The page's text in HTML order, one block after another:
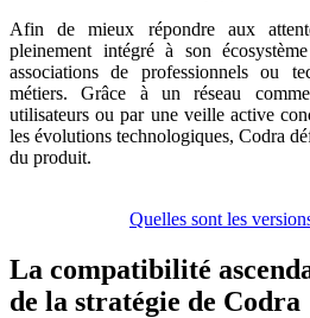
Afin de mieux répondre aux
pleinement intégré à son
associations de professionnels ou
métiers. Grâce à un réseau
utilisateurs ou par une veille active
les évolutions technologiques, Codra
du produit.
Quelles sont les
La compatibilité
de la stratégie de Codra